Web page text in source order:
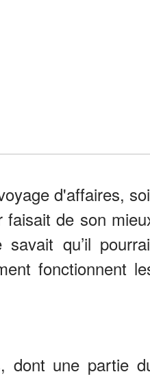
d'affaires,
de son
qu’il
fonctionnent
dont une partie